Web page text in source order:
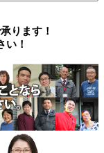
ります！
い！